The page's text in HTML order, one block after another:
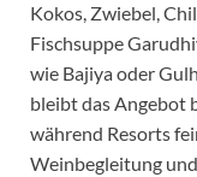
Kokos, Zwiebel,
Fischsuppe
wie Bajiya oder
bleibt das Angebot
während Resorts
Weinbegleitung